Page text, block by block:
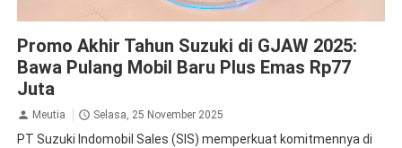
Promo Akhir Tahun Suzuki di GJAW 2025:
Bawa Pulang Mobil Baru Plus Emas Rp77
Juta
Meutia Selasa, 25 November 2025
PT Suzuki Indomobil Sales (SIS) memperkuat komitmennya di